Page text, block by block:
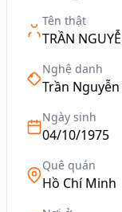
Tên thật
TRẦN
Nghệ danh
Trần
Ngày sinh
04/10/1975
Quê quán
Hồ Chí Minh